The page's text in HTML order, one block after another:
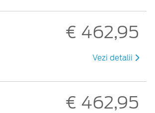
€ 462,95
Vezi detalii
€ 462,95